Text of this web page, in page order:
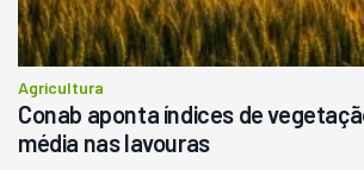
Agricultura
Conab aponta índices de
média nas lavouras